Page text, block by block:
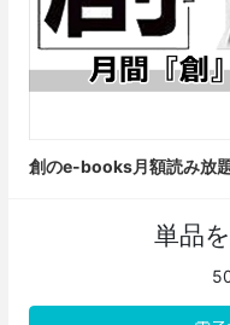
創のe-books月額読み放
単品